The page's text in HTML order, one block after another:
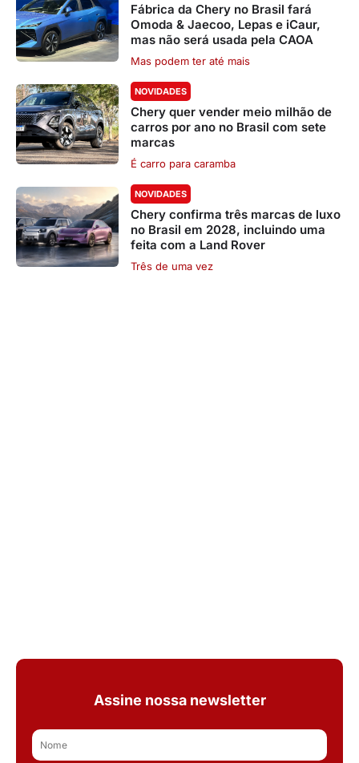
Fábrica da Chery no Brasil fará
Omoda & Jaecoo, Lepas e iCaur,
mas não será usada pela CAOA
Mas podem ter até mais
NOVIDADES
Chery quer vender meio milhão de
carros por ano no Brasil com sete
marcas
É carro para caramba
NOVIDADES
Chery confirma três marcas de luxo
no Brasil em 2028, incluindo uma
feita com a Land Rover
Três de uma vez
Assine nossa newsletter